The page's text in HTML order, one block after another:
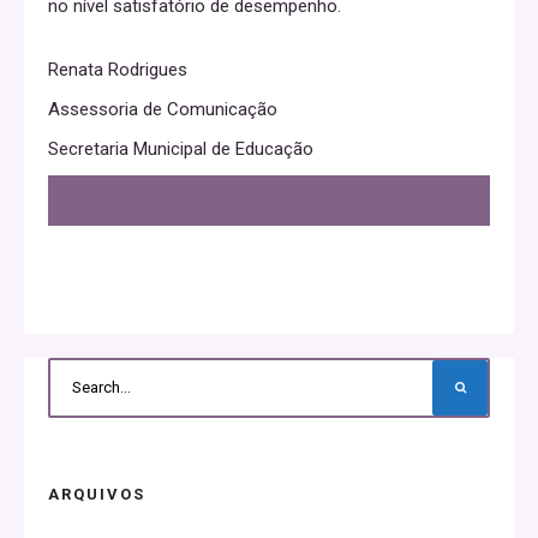
no nível satisfatório de desempenho.
Renata Rodrigues
Assessoria de Comunicação
Secretaria Municipal de Educação
ARQUIVOS